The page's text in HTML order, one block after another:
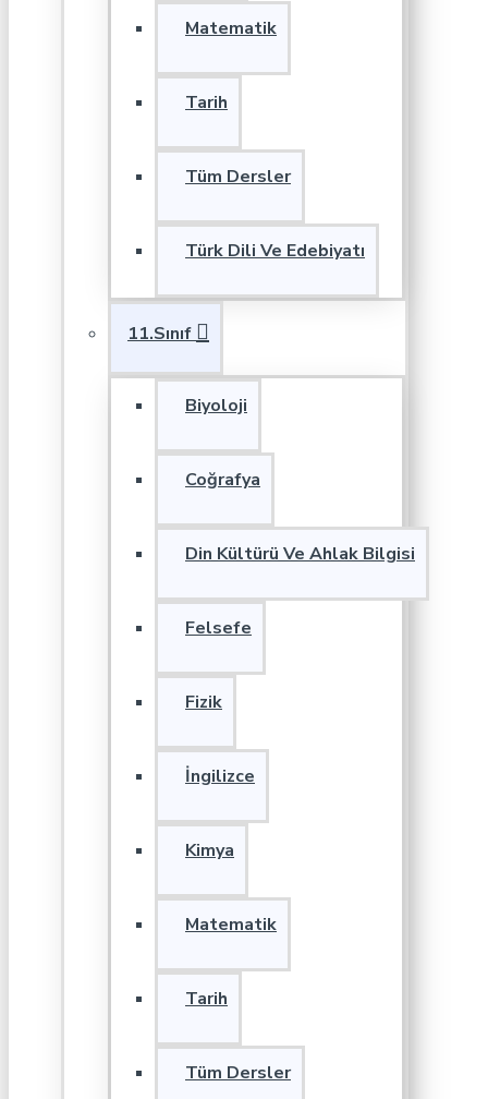
Matematik
Tarih
Tüm Dersler
Türk Dili Ve Edebiyatı
11.Sınıf
Biyoloji
Coğrafya
Din Kültürü Ve Ahlak Bilgisi
Felsefe
Fizik
İngilizce
Kimya
Matematik
Tarih
Tüm Dersler